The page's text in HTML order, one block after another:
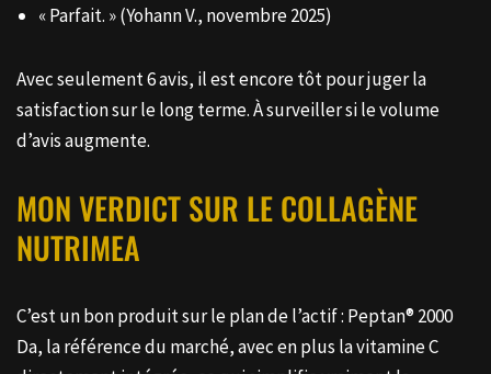
« Parfait. » (Yohann V., novembre 2025)
Avec seulement 6 avis, il est encore tôt pour juger la
satisfaction sur le long terme. À surveiller si le volume
d’avis augmente.
MON VERDICT SUR LE COLLAGÈNE
NUTRIMEA
C’est un bon produit sur le plan de l’actif : Peptan® 2000
Da, la référence du marché, avec en plus la vitamine C